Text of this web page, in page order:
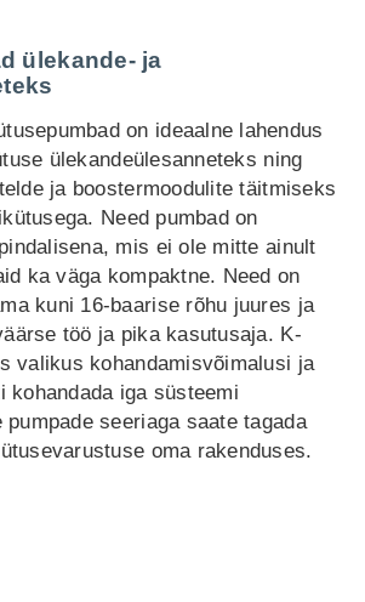
ülekande- ja
on ideaalne lahendus
ülekandeülesanneteks ning
ja boostermoodulite täitmiseks
Need pumbad on
mis ei ole mitte ainult
ka väga kompaktne. Need on
kuni 16-baarise rõhu juures ja
töö ja pika kasutusaja. K-
valikus kohandamisvõimalusi ja
kohandada iga süsteemi
seeriaga saate tagada
oma rakenduses.